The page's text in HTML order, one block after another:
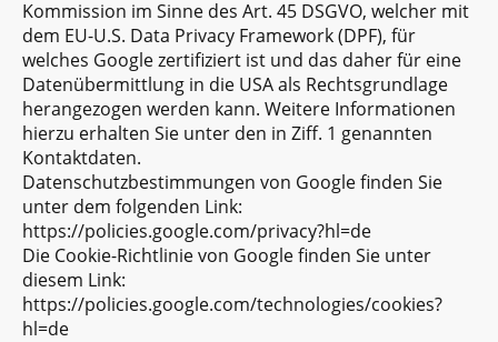
Kommission im Sinne des Art. 45 DSGVO, welcher mit
dem EU-U.S. Data Privacy Framework (DPF), für
welches Google zertifiziert ist und das daher für eine
Datenübermittlung in die USA als Rechtsgrundlage
herangezogen werden kann. Weitere Informationen
hierzu erhalten Sie unter den in Ziff. 1 genannten
Kontaktdaten.
Datenschutzbestimmungen von Google finden Sie
unter dem folgenden Link:
https://policies.google.com/privacy?hl=de
Die Cookie-Richtlinie von Google finden Sie unter
diesem Link:
https://policies.google.com/technologies/cookies?
hl=de